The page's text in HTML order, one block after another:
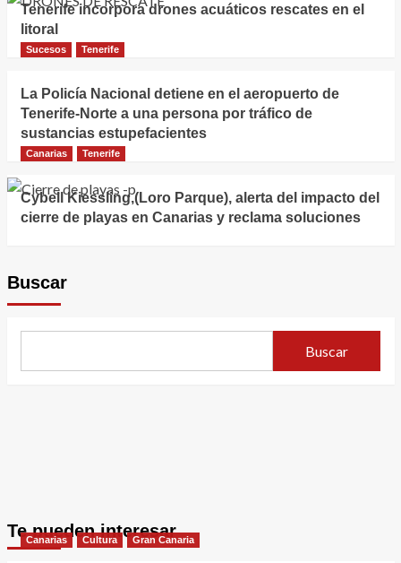
Tenerife incorpora drones acuáticos rescates en el
litoral
Sucesos Tenerife
La Policía Nacional detiene en el aeropuerto de
Tenerife-Norte a una persona por tráfico de
sustancias estupefacientes
Canarias Tenerife
Cybell Kiessling,(Loro Parque), alerta del impacto del
cierre de playas en Canarias y reclama soluciones
Buscar
Buscar
Te pueden interesar
Canarias Cultura Gran Canaria